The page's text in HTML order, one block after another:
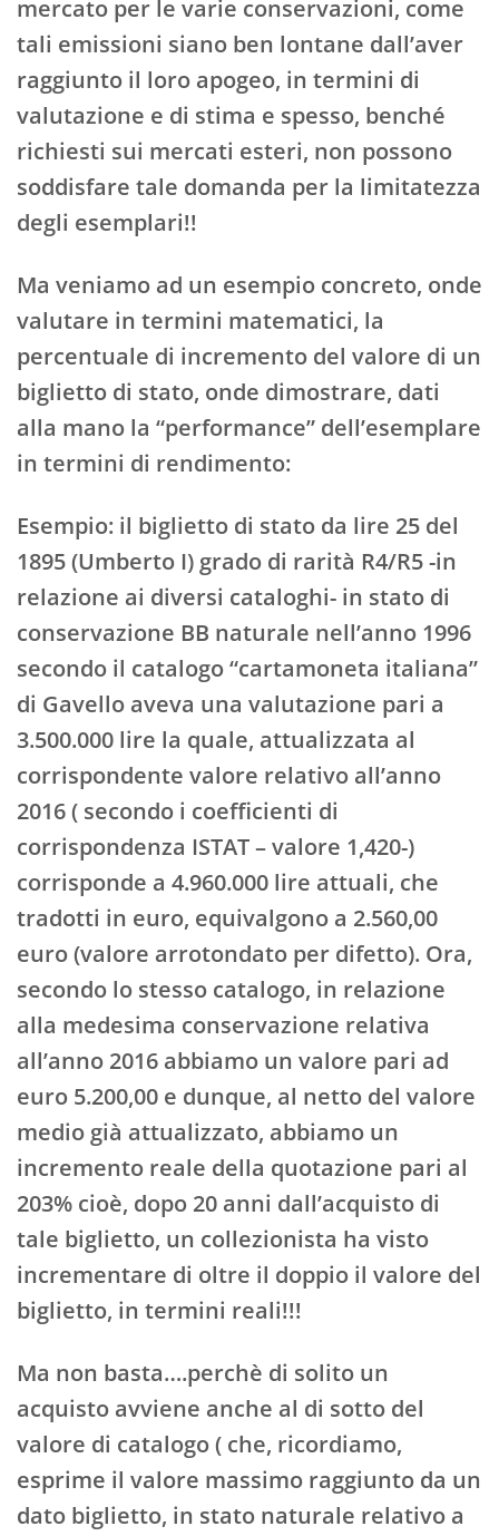
mercato per le varie conservazioni, come
tali emissioni siano ben lontane dall’aver
raggiunto il loro apogeo, in termini di
valutazione e di stima e spesso, benché
richiesti sui mercati esteri, non possono
soddisfare tale domanda per la limitatezza
degli esemplari!!
Ma veniamo ad un esempio concreto, onde
valutare in termini matematici, la
percentuale di incremento del valore di un
biglietto di stato, onde dimostrare, dati
alla mano la “performance” dell’esemplare
in termini di rendimento:
Esempio: il biglietto di stato da lire 25 del
1895 (Umberto I) grado di rarità R4/R5 -in
relazione ai diversi cataloghi- in stato di
conservazione BB naturale nell’anno 1996
secondo il catalogo “cartamoneta italiana”
di Gavello aveva una valutazione pari a
3.500.000 lire la quale, attualizzata al
corrispondente valore relativo all’anno
2016 ( secondo i coefficienti di
corrispondenza ISTAT – valore 1,420-)
corrisponde a 4.960.000 lire attuali, che
tradotti in euro, equivalgono a 2.560,00
euro (valore arrotondato per difetto). Ora,
secondo lo stesso catalogo, in relazione
alla medesima conservazione relativa
all’anno 2016 abbiamo un valore pari ad
euro 5.200,00 e dunque, al netto del valore
medio già attualizzato, abbiamo un
incremento reale della quotazione pari al
203% cioè, dopo 20 anni dall’acquisto di
tale biglietto, un collezionista ha visto
incrementare di oltre il doppio il valore del
biglietto, in termini reali!!!
Ma non basta….perchè di solito un
acquisto avviene anche al di sotto del
valore di catalogo ( che, ricordiamo,
esprime il valore massimo raggiunto da un
dato biglietto, in stato naturale relativo a